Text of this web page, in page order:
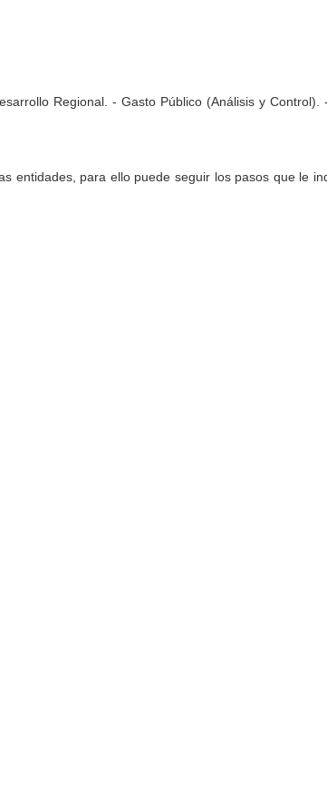
Regional. - Gasto Público (Análisis y Control).
entidades, para ello puede seguir los pasos que le